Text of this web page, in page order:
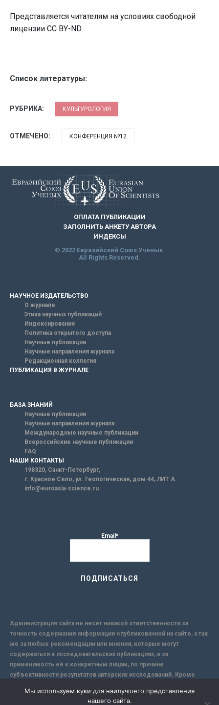
Представляется читателям на условиях свободной
лицензии CC BY-ND
Список литературы:
РУБРИКА: КУЛЬТУРОЛОГИЯ
ОТМЕЧЕНО: КОНФЕРЕНЦИЯ №12
ОПЛАТА ПУБЛИКАЦИИ
ЗАПОЛНИТЬ АНКЕТУ АВТОРА
ИНДЕКСЫ
© 2022 Евразийский Союз Ученых.
All Rights Reserved.
НАУЧНОЕ ИЗДАТЕЛЬСТВО
О журнале
Этика научных публикаций
Индексирование
Политика открытого доступа
Научные публикации
Научные направления журнала
Редакционная коллегия
ПУБЛИКАЦИЯ В ЖУРНАЛЕ
БАЗА ЗНАНИЙ
Научные публикации
Научные направления журнала
Международные научные публикации
Всероссийские научные публикации
FAQ
НАШИ КОНТАКТЫ
198320, Санкт-Петербург,
г. Красное Село, ул. Геологическая, дом 44, ЛИТ А.
info@euroasia-science.ru
Email*
Администрация сайта не несет никакой ответственности за
точность содержания информации опубликованной на сайте, а так
же за любые рекомендации или мнения, которые могут
содержаться в исследовательских публикациях, и за
применимость её к конкретным лицам, по причине
субъективности результатов авторских исследований. Кроме
надежной защиты информации, Сайт не несет ответственности за
Мы используем куки для наилучшего представления
нашего сайта.